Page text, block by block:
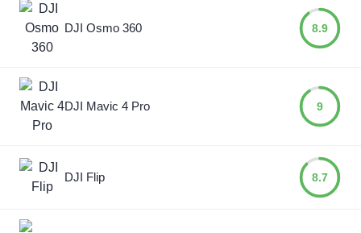
DJI Osmo 360 8.9
DJI Mavic 4 Pro 9
DJI Flip 8.7